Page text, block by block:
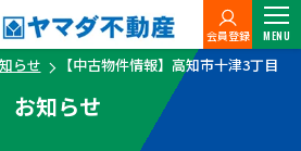
会員登録 MENU
らせ 【中古物件情報】高知市十津3丁目
お知らせ